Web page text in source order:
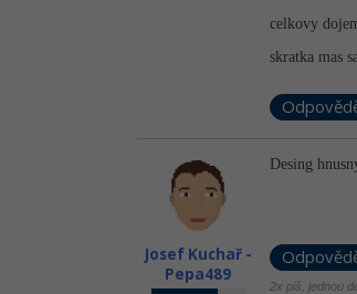
celkovy
skratka mas
Josef Kuchař -
Pepa489
Desing
2x piš, jednou